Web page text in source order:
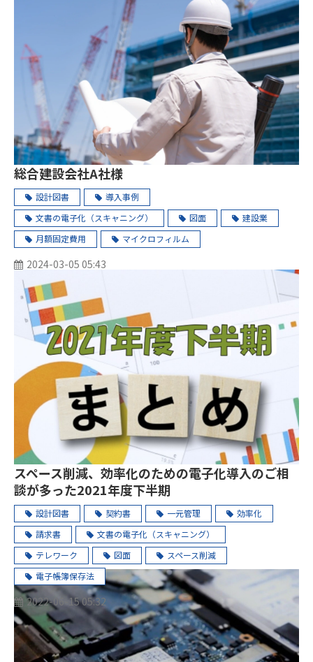
総合建設会社A社様
設計図書
導入事例
文書の電子化（スキャニング）
図面
建設業
月額固定費用
マイクロフィルム
2024-03-05 05:43
スペース削減、効率化のための電子化導入のご相
談が多った2021年度下半期
設計図書 契約書 一元管理
効率化
請求書
文書の電子化（スキャニング）
テレワーク
図面
スペース削減
電子帳簿保存法
2022-06-15 05:32